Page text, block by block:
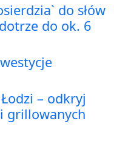
do słów
do ok. 6
– odkryj
grillowanych